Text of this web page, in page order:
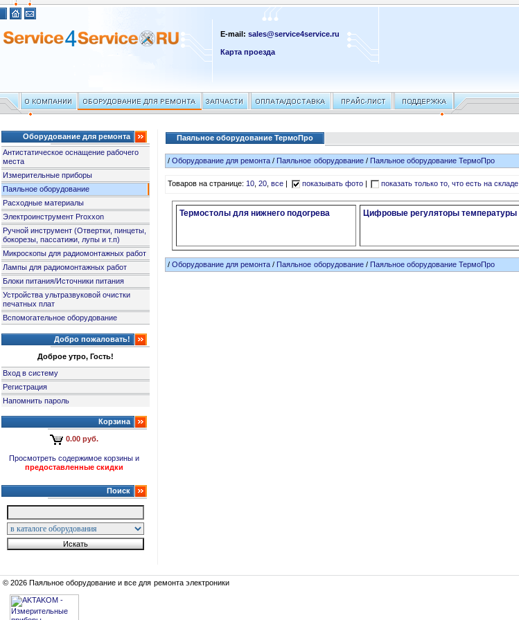
E-mail:sales@service4service.ru
Карта проезда
Оборудование для ремонта
Антистатическое оснащение рабочего
места
Измерительные приборы
Паяльное оборудование
Расходные материалы
Электроинструмент Proxxon
Ручной инструмент (Отвертки, пинцеты,
бокорезы, пассатижи, лупы и т.п)
Микроскопы для радиомонтажных работ
Лампы для радиомонтажных работ
Блоки питания/Источники питания
Устройства ультразвуковой очистки
печатных плат
Вспомогательное оборудование
Добро пожаловать!
Доброе утро, Гость!
Вход в систему
Регистрация
Напомнить пароль
Корзина
0.00 руб.
Просмотреть содержимое корзины и
предоставленные скидки
Поиск
Паяльное оборудование ТермоПро
/Оборудование для ремонта /Паяльное оборудование/ Паяльное оборудование ТермоПро
Товаров на странице:10,20,все показывать фото| показать только то, что есть на складе
Термостолы для нижнего подогрева Цифровые регуляторы температуры
/Оборудование для ремонта /Паяльное оборудование/ Паяльное оборудование ТермоПро
© 2026 Паяльное оборудование и все для ремонта электроники